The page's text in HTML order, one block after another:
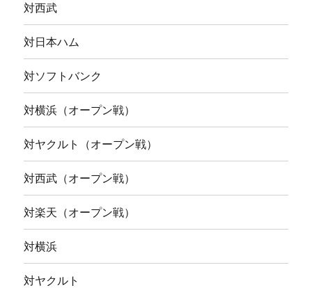
対西武
対日本ハム
対ソフトバンク
対横浜（オープン戦）
対ヤクルト（オープン戦）
対西武（オープン戦）
対楽天（オープン戦）
対横浜
対ヤクルト